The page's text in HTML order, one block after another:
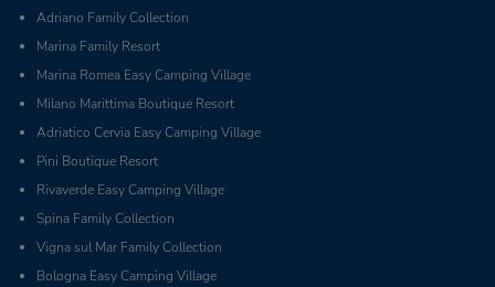
Adriano Family Collection
Marina Family Resort
Marina Romea Easy Camping Village
Milano Marittima Boutique Resort
Adriatico Cervia Easy Camping Village
Pini Boutique Resort
Rivaverde Easy Camping Village
Spina Family Collection
Vigna sul Mar Family Collection
Bologna Easy Camping Village